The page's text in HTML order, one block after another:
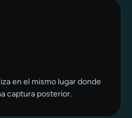
en el mismo lugar donde
captura posterior.